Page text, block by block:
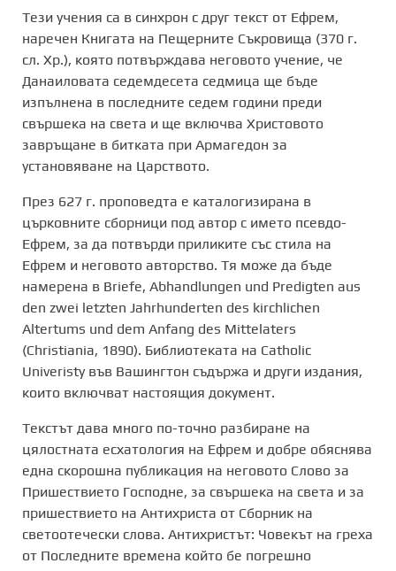
Тези учения са в синхрон с друг текст от Ефрем,
наречен Книгата на Пещерните Съкровища (370 г.
сл. Хр.), която потвърждава неговото учение, че
Данаиловата седемдесета седмица ще бъде
изпълнена в последните седем години преди
свършека на света и ще включва Христовото
завръщане в битката при Армагедон за
установяване на Царството.
През 627 г. проповедта е каталогизиранa в
църковните сборници под автор с името псевдо-
Ефрем, за да потвърди приликите със стила на
Ефрем и неговото авторство. Тя може да бъде
намерена в Briefe, Abhandlungen und Predigten aus
den zwei letzten Jahrhunderten des kirchlichen
Altertums und dem Anfang des Mittelaters
(Christiania, 1890). Библиотеката на Catholic
Univeristy във Вашингтон съдържа и други издания,
които включват настоящия документ.
Текстът дава много по-точно разбиране на
цялостната есхатология на Ефрем и добре обяснява
една скорошна публикация на неговото Слово за
Пришествието Господне, за свършека на света и за
пришествието на Антихриста от Сборник на
светоотечески слова. Антихристът: Човекът на греха
от Последните времена който бе погрешно